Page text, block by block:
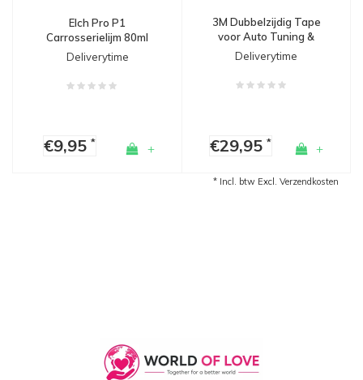
Elch Pro P1
Carrosserielijm 80ml
Deliverytime
€9,95 * +
3M Dubbelzijdig Tape
voor Auto Tuning &
Spoilers
Deliverytime
€29,95* +
* Incl. btw Excl. Verzendkosten